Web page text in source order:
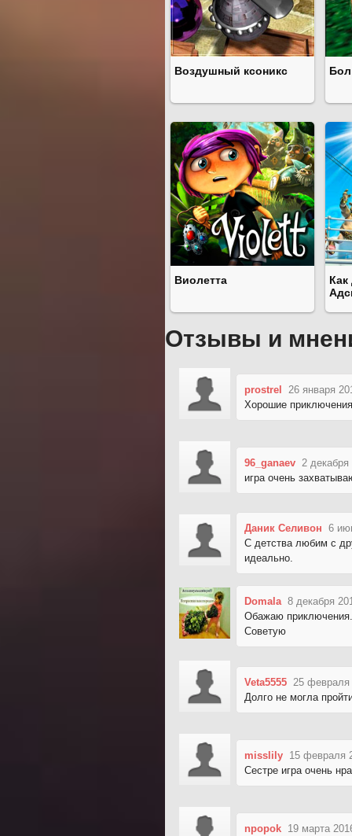
Воздушный ксоникс
Виолетта
Как
Отзывы и
prostrel
26 января
Хорошие
96_ganaev 2
игра очень
Даник Селивон 6
С детства любим с
идеально.
Domala 8 декабря
Обажаю
Советую
Veta5555 25 февраля
Долго не могла
misslily 15 февраля
Сестре игра очень
npopok 19 марта